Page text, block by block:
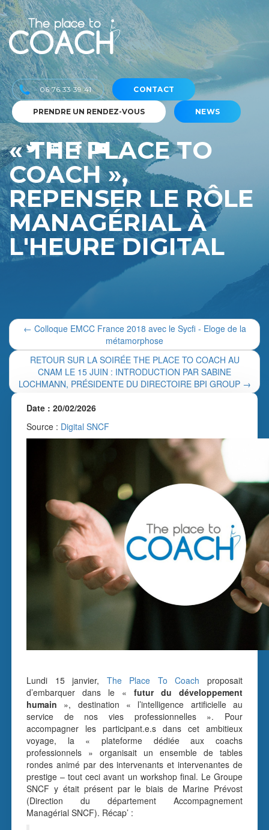
06 76 33 39 41 CONTACT
PRENDRE UN RENDEZ-VOUS NEWS
« THE PLACE TO
COACH »,
REPENSER LE RÔLE
MANAGÉRIAL À
L'HEURE DIGITAL
← Colloque EMCC France 2018 avec le Sycfi - Eloge de la
métamorphose
RETOUR SUR LA SOIRÉE THE PLACE TO COACH AU
CNAM LE 15 JUIN : INTRODUCTION PAR SABINE
LOCHMANN, PRÉSIDENTE DU DIRECTOIRE BPI GROUP →
Date : 20/02/2026
Source : Digital SNCF
Lundi 15 janvier, The Place To Coach proposait
d’embarquer dans le « futur du développement
humain », destination « l’intelligence artificielle au
service de nos vies professionnelles ». Pour
accompagner les participant.e.s dans cet ambitieux
voyage, la « plateforme dédiée aux coachs
professionnels » organisait un ensemble de tables
rondes animé par des intervenants et intervenantes de
prestige – tout ceci avant un workshop final. Le Groupe
SNCF y était présent par le biais de Marine Prévost
(Direction du département Accompagnement
Managérial SNCF). Récap’ :